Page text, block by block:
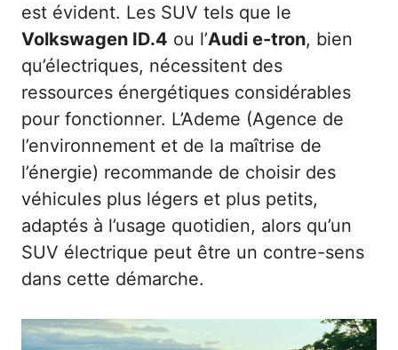
est évident. Les SUV tels que le
Volkswagen ID.4 ou l’Audi e-tron, bien
qu’électriques, nécessitent des
ressources énergétiques considérables
pour fonctionner. L’Ademe (Agence de
l’environnement et de la maîtrise de
l’énergie) recommande de choisir des
véhicules plus légers et plus petits,
adaptés à l’usage quotidien, alors qu’un
SUV électrique peut être un contre-sens
dans cette démarche.